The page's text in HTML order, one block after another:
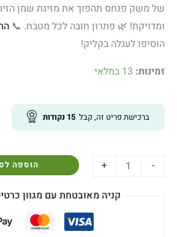
של משק פנחס תהפוך את מזיגת שמן
ומדויקת! 🌿 פתרון חובה לכל מטבח. 📞
הוסיפו לעגלה בקליק!
זמינות: 13 במלאי
ברכישת פריט זה, קבל 15 נקודות
-
+ הוספה
קניה מאובטחת עם מגוון